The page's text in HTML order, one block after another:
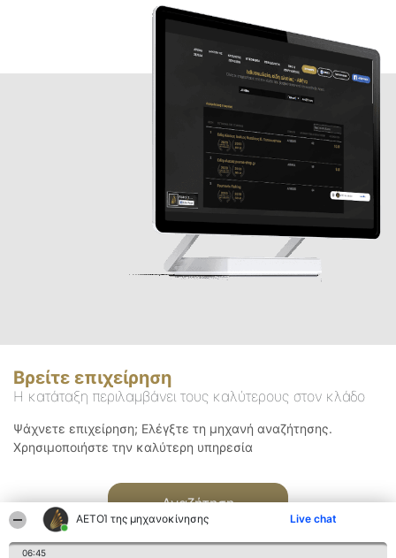
ΑΕΤΟΊ της μηχανοκίνησης Live chat
06:45
Βρείτε επιχείρηση
Η κατάταξη περιλαμβάνει τους καλύτερους στον κλάδο
Ψάχνετε επιχείρηση; Ελέγξτε τη μηχανή αναζήτησης.
Χρησιμοποιήστε την καλύτερη υπηρεσία
Αναζήτηση